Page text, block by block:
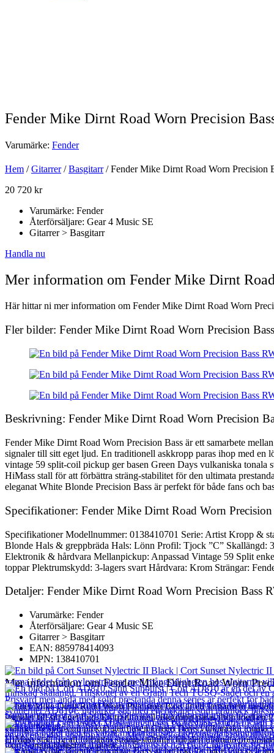
Fender Mike Dirnt Road Worn Precision
Varumärke: Fender
Hem /Gitarrer/Basgitarr/ Fender Mike Dirnt Road Worn Precision
20 720 kr
Varumärke: Fender
Återförsäljare: Gear 4 Music SE
Gitarrer > Basgitarr
Handla nu
Mer information om Fender Mike Dirnt
Här hittar ni mer information om Fender Mike Dirnt Road Worn
Fler bilder: Fender Mike Dirnt Road Worn Precision
Beskrivning: Fender Mike Dirnt Road Worn Precision
Fender Mike Dirnt Road Worn Precision Bass är ett samarbete
signaler till sitt eget ljud. En traditionell askkropp paras ihop med en
vintage 59 split-coil pickup ger basen Green Days vulkaniska tonala
HiMass stall för att förbättra sträng-stabilitet för den ultimata
eleganat White Blonde Precision Bass är perfekt för både fans och
Specifikationer: Fender Mike Dirnt Road Worn
Specifikationer Modellnummer: 0138410701 Serie: Artist Kropp &
Blonde Hals & greppbräda Hals: Lönn Profil: Tjock ”C” Skallängd:
Elektronik & hårdvara Mellanpickup: Anpassad Vintage 59 Split
toppar Plektrumskydd: 3-lagers svart Hårdvara: Krom Strängar:
Detaljer: Fender Mike Dirnt Road Worn Precision Bass
Varumärke: Fender
Återförsäljare: Gear 4 Music SE
Gitarrer > Basgitarr
EAN: 885978414093
MPN: 138410701
Mer information om Fender Mike Dirnt Road Worn
Fender Mike Dirnt Road Worn Precision Bass är ett samarbete
signaler till sitt eget ljud. En traditionell askkropp paras ihop med en
vintage 59 split-coil pickup ger basen Green Days vulkaniska tonala
HiMass stall för att förbättra sträng-stabilitet för den ultimata
eleganat White Blonde Precision Bass är perfekt för både fans och
Cort Sunset Nylectric II Black